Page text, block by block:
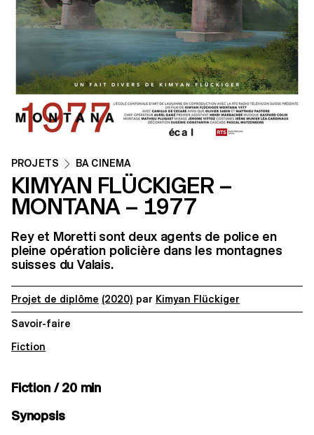
PROJETS BA CINEMA
KIMYAN FLÜCKIGER –
MONTANA – 1977
Rey et Moretti sont deux agents de police en
pleine opération policière dans les montagnes
suisses du Valais.
Projet de diplôme (2020) par Kimyan Flückiger
Savoir-faire
Fiction
Fiction / 20 min
Synopsis